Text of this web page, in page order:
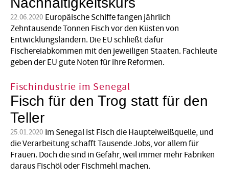
22.06.2020 Europäische Schiffe fangen jährlich
Zehntausende Tonnen Fisch vor den Küsten von
Entwicklungsländern. Die EU schließt dafür
Fischereiabkommen mit den jeweiligen Staaten. Fachleute
geben der EU gute Noten für ihre Reformen.
Fischindustrie im Senegal
Fisch für den Trog statt für den
Teller
25.01.2020 Im Senegal ist Fisch die Haupteiweißquelle, und
die Verarbeitung schafft Tausende Jobs, vor allem für
Frauen. Doch die sind in Gefahr, weil immer mehr Fabriken
daraus Fischöl oder Fischmehl machen.